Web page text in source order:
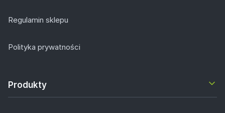
Regulamin sklepu
Polityka prywatności
Produkty